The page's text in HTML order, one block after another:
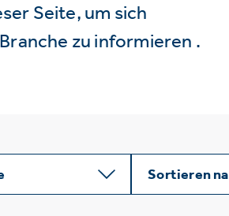
Seite, um sich
zu informieren .
Sortieren